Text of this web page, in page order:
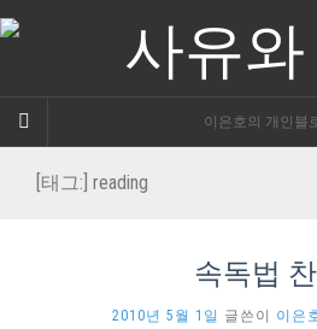
이은호의 개인블
[태그:] reading
속독법
2010년 5월 1일 글쓴이 이은